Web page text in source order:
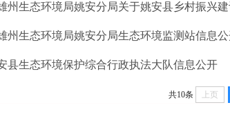
生态环境局姚安分局关于姚安县乡村振兴建设项目-产业发展项目-姚安县栋川镇包粮屯花卉
州生态环境局姚安分局生态环境监测站信息
县生态环境保护综合行政执法大队信息公开
共10条 上页